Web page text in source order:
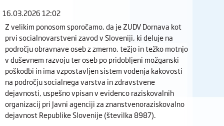
16.03.2026 12:02
Z velikim ponosom sporočamo, da je ZUDV Dornava kot
prvi socialnovarstveni zavod v Sloveniji, ki deluje na
področju obravnave oseb z zmerno, težjo in težko motnjo
v duševnem razvoju ter oseb po pridobljeni možganski
poškodbi in ima vzpostavljen sistem vodenja kakovosti
na področju socialnega varstva in zdravstvene
dejavnosti, uspešno vpisan v evidenco raziskovalnih
organizacij pri Javni agenciji za znanstvenoraziskovalno
dejavnost Republike Slovenije (številka 8987).